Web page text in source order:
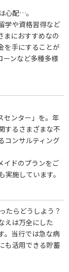
心配…。
学や資格習得など
まにおすすめなの
を手にすることが
ーンなど多種多様
センター」を。年
するさまざまな不
コンサルティング
イドのプランをご
施しています。
たらどうしよう？
えは万全にした
。当行では急な病
も活用できる貯蓄